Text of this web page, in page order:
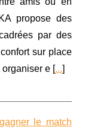
propose des
par des
sur place
e [...]
le match